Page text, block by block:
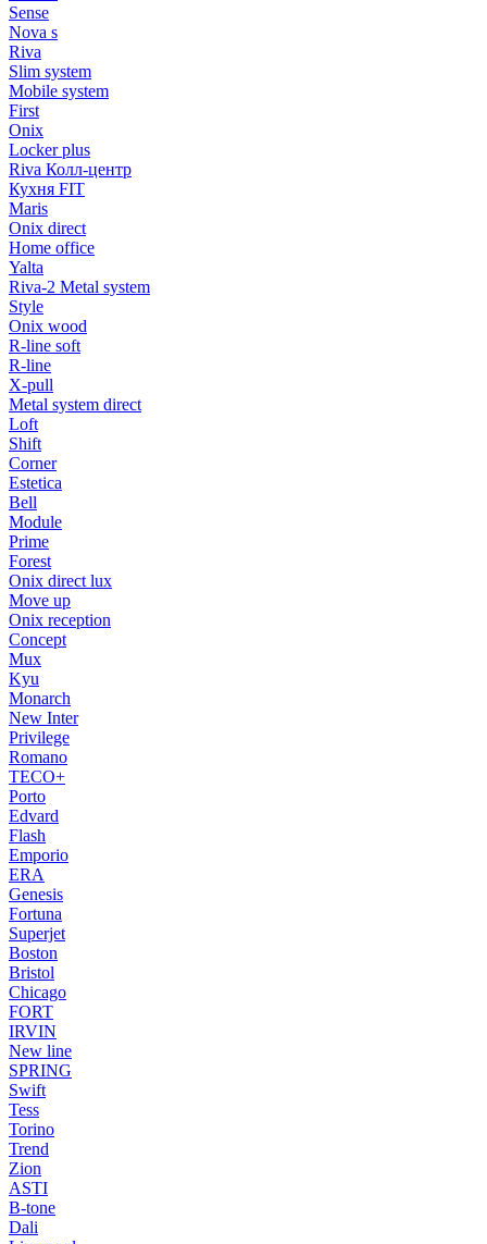
Sense
Nova s
Riva
Slim system
Mobile system
First
Onix
Locker plus
Riva Колл-центр
Кухня FIT
Maris
Onix direct
Home office
Yalta
Riva-2 Metal system
Style
Onix wood
R-line soft
R-line
X-pull
Metal system direct
Loft
Shift
Corner
Estetica
Bell
Module
Prime
Forest
Onix direct lux
Move up
Onix reception
Concept
Mux
Kyu
Monarch
New Inter
Privilege
Romano
TECO+
Porto
Edvard
Flash
Emporio
ERA
Genesis
Fortuna
Superjet
Boston
Bristol
Chicago
FORT
IRVIN
New line
SPRING
Swift
Tess
Torino
Trend
Zion
ASTI
B-tone
Dali